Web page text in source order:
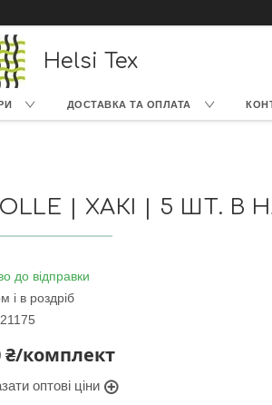
Helsi Tex
ДОСТАВКА ТА ОПЛАТА
| ХАКІ | 5 ШТ. В
до відправки
і в роздріб
21175
₴/комплект
оптові ціни